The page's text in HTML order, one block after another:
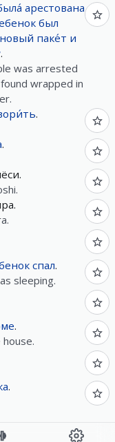
арестована
был
паке́т и
.
was arrested
wrapped in
.
.
спал.
sleeping.
.
.